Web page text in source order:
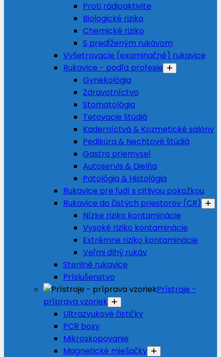
Proti rádioaktivite
Biologické riziko
Chemické riziko
S predĺženým rukávom
Vyšetrovacie (examinačné) rukavice
Rukavice - podľa profesie
Gynekológia
Zdravotníctvo
Stomatológia
Tetovacie štúdiá
Kaderníctvá & Kozmetické salóny
Pedikúra & Nechtové štúdiá
Gastro priemysel
Autoservis & Dielňa
Patológia & Histológia
Rukavice pre ľudí s citlivou pokožkou
Rukavice do čistých priestorov (CR)
Nízke riziko kontaminácie
Vysoké riziko kontaminácie
Extrémne riziko kontaminácie
Veľmi dlhý rukáv
Sterilné rukavice
Príslušenstvo
Prístroje -
príprava vzoriek
Ultrazvukové čističky
PCR boxy
Mikroskopovanie
Magnetické miešačky